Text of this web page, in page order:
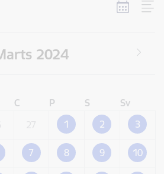
2024
C P S
Sv
1 2 3
7 8 9 10